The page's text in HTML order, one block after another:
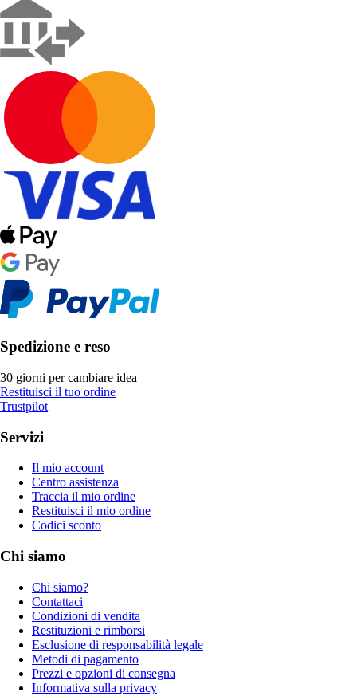
Spedizione e reso
30 giorni per cambiare idea
Restituisci il tuo ordine
Trustpilot
Servizi
Il mio account
Centro assistenza
Traccia il mio ordine
Restituisci il mio ordine
Codici sconto
Chi siamo
Chi siamo?
Contattaci
Condizioni di vendita
Restituzioni e rimborsi
Esclusione di responsabilità legale
Metodi di pagamento
Prezzi e opzioni di consegna
Informativa sulla privacy